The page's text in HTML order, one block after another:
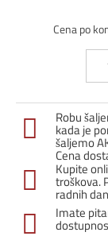
Cena po
i
12
/
mat
Robu
kada je
šaljemo
Cena
Kupite
troškova.
radnih
Imate